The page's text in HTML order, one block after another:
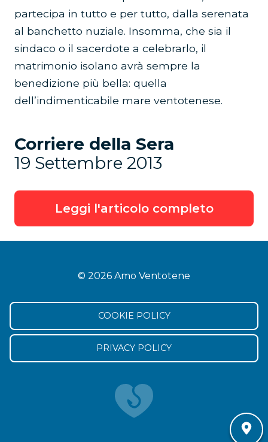
partecipa in tutto e per tutto, dalla serenata
al banchetto nuziale. Insomma, che sia il
sindaco o il sacerdote a celebrarlo, il
matrimonio isolano avrà sempre la
benedizione più bella: quella
dell’indimenticabile mare ventotenese.
Corriere della Sera
19 Settembre 2013
Leggi l'articolo completo
© 2026 Amo Ventotene
COOKIE POLICY
PRIVACY POLICY